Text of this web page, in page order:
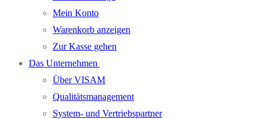
Mein Konto
Warenkorb anzeigen
Zur Kasse gehen
Das Unternehmen
Über VISAM
Qualitätsmanagement
System- und Vertriebspartner